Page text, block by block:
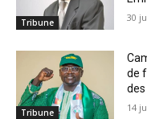
Tribune 30
Tribune
de
14